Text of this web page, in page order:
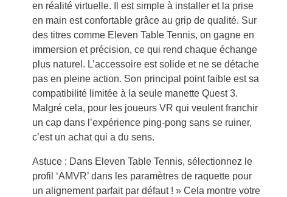
en réalité virtuelle. Il est simple à installer et la prise
en main est confortable grâce au grip de qualité. Sur
des titres comme Eleven Table Tennis, on gagne en
immersion et précision, ce qui rend chaque échange
plus naturel. L’accessoire est solide et ne se détache
pas en pleine action. Son principal point faible est sa
compatibilité limitée à la seule manette Quest 3.
Malgré cela, pour les joueurs VR qui veulent franchir
un cap dans l’expérience ping-pong sans se ruiner,
c’est un achat qui a du sens.
Astuce : Dans Eleven Table Tennis, sélectionnez le
profil ‘AMVR’ dans les paramètres de raquette pour
un alignement parfait par défaut ! » Cela montre votre